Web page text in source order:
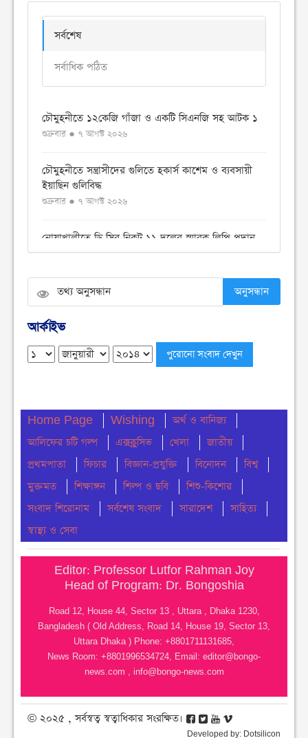
সর্বশেষ
সর্বাধিক পঠিত
চৌমুহনীতে ১২কেজি গাঁজা ও একটি সিএনজি সহ আটক ১
শুক্রবার ● ৭ আগস্ট ২০২৬
চৌমুহনীতে সন্ত্রাসীদের গুলিতে হকার্স কাশেম ও ব্যবসায়ী
ইয়াছিন গুলিবিদ্ধ
শুক্রবার ● ৭ আগস্ট ২০২৬
নোয়াখালীতে ডি সির নিকট ১১ দলের স্মারক লিপি প্রদান
বৃহস্পতিবার ● ৬ আগস্ট ২০২৬
বেগমগঞ্জে ১১ দলীয় ঐক্যের বিক্ষোভ সমাবেশ ও গণমিছিল
অনুষ্ঠিত
বুধবার ● ৫ আগস্ট ২০২৬
চেয়ারম্যান পদে জনপ্রিয়তার শীর্ষে এম শহীদ
নোয়াখালীতে ডাকাতির ঘটনায় ৪ ডাকাত গ্রেফতার
বুধবার ● ৫ আগস্ট ২০২৬
সংবিধান থেকে বাতিল হতে পারে শেখ মুজিবুর রহমানের
‘জাতির পিতা’ স্বীকৃতি
মঙ্গলবার ● ৪ আগস্ট ২০২৬
ঢাকা কলেজে ছাত্রদল-শিবিরের সংঘর্ষ
মঙ্গলবার ● ৪ আগস্ট ২০২৬
নোয়াখালীতে সি এন জি পাম্প গুলোতে গ্যাস সংকট
চার মাস ধরে ইউএনও নেই মধ্যনগরে, ভোগান্তিতে
সেবাপ্রত্যাশীরা
অনুসন্ধান
আর্কাইভ
Home Page Wishing
অর্থ ও বানিজ্য
আলিফের চটি গল্প
এক্সক্লুসিভ খেলা
জাতীয়
প্রথমপাতা
ফিচার বিজ্ঞান-প্রযুক্তি বিনোদন
বিশ্ব
মুক্তমত
শিক্ষাঙ্গন শিল্প ও ছবি
শিশু-কিশোর
সংবাদ শিরোনাম
সর্বশেষ সংবাদ সারাদেশ
সাহিত্য
স্বাস্থ্য ও সেবা
Editor: Professor Lutfor Rahman Joy
Head of Program: Dr. Bongoshia
Road 12, House 44, Sector 13 , Uttara , Dhaka 1230,
Bangladesh ( Old Address, Road 14, House 19, Sector 13,
Uttara Dhaka ) Phone: +8801711131685,
News Room: +8801996534724, Email: editor@bongo-
news.com
info@bongo-news.com
© ২০২৫ , সর্বস্বত্ব স্বত্বাধিকার সংরক্ষিত।
Developed by: Dotsilicon